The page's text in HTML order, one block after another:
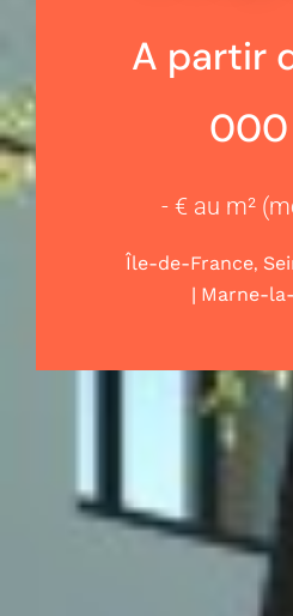
A partir
- € au m²
Île-de-France,
| Marne-